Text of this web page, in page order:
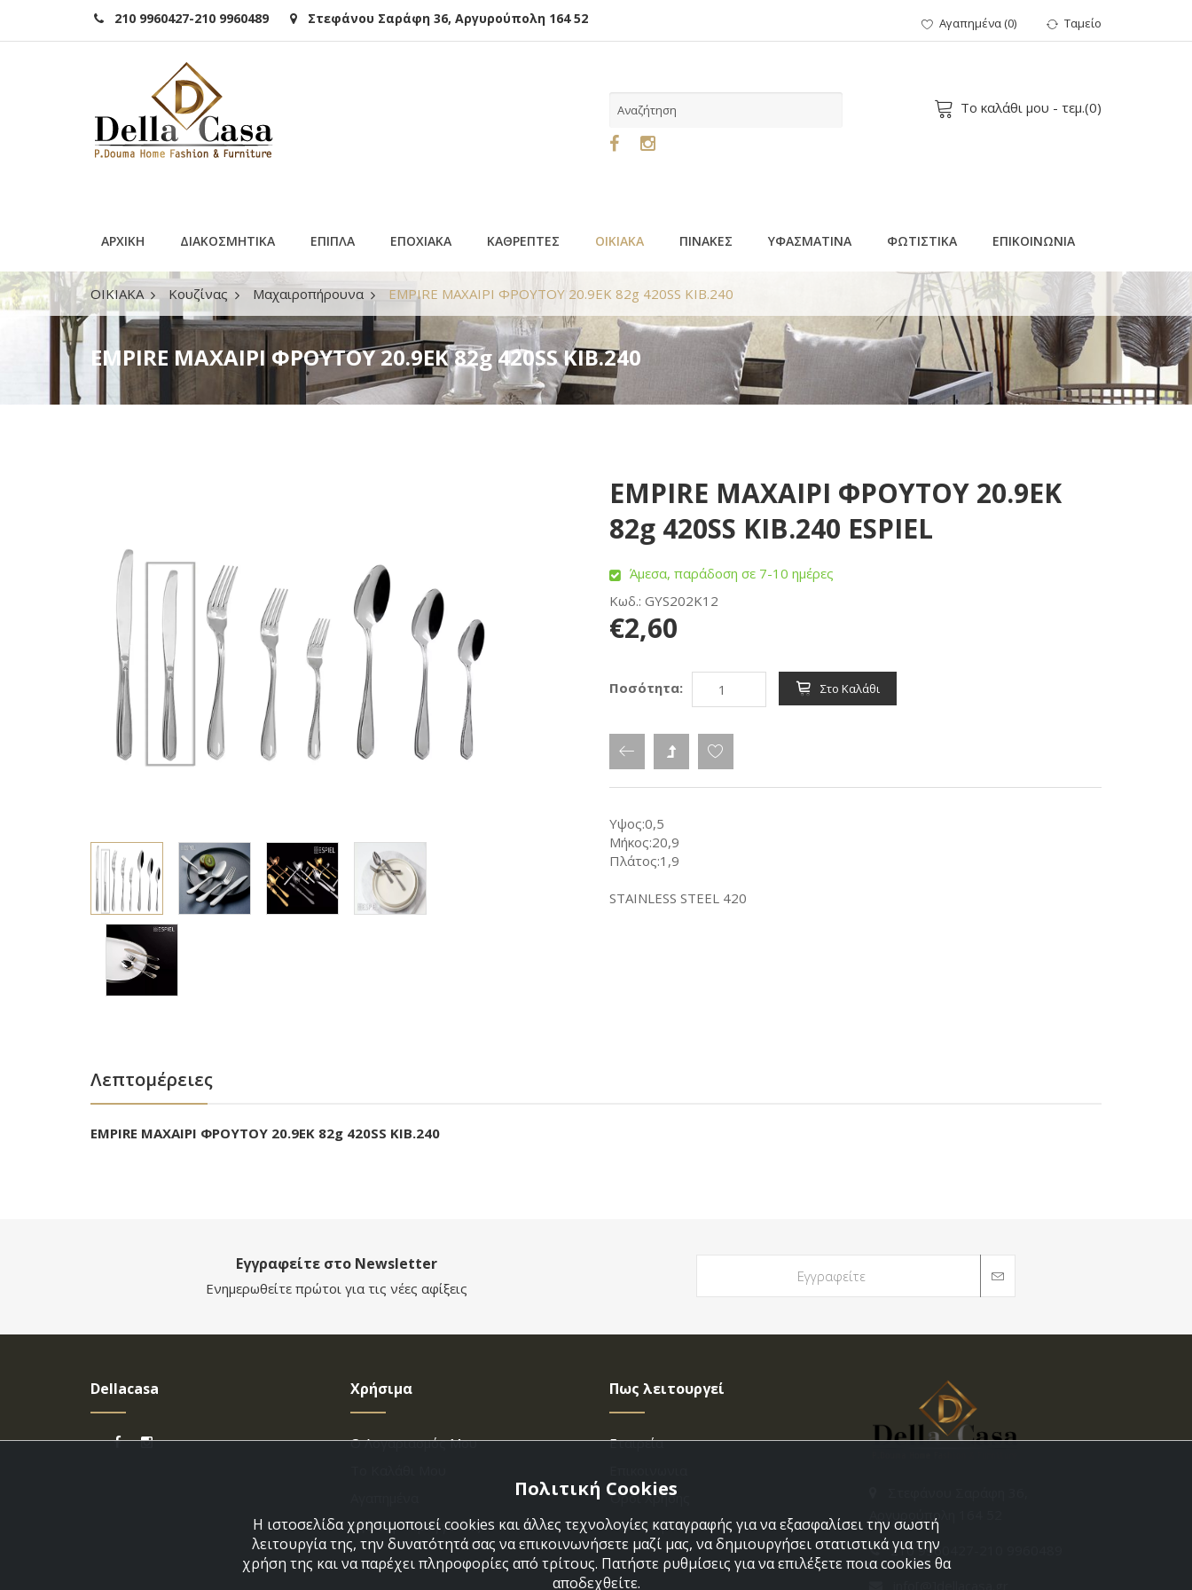
210 9960427-210 9960489 Στεφάνου Σαράφη 36, Αργυρούπολη 164 52 Αγαπημένα(0) Ταμείο
Το καλάθι μου - τεμ.(0)
ΑΡΧΙΚΗ ΔΙΑΚΟΣΜΗΤΙΚΑ ΕΠΙΠΛΑ ΕΠΟΧΙΑΚΑ ΚΑΘΡΕΠΤΕΣ ΟΙΚΙΑΚΑ ΠΙΝΑΚΕΣ ΥΦΑΣΜΑΤΙΝΑ ΦΩΤΙΣΤΙΚΑ ΕΠΙΚΟΙΝΩΝΙΑ
ΟΙΚΙΑΚΑ Κουζίνας Μαχαιροπήρουνα EMPIRE ΜΑΧΑΙΡΙ ΦΡΟΥΤΟΥ 20.9EK 82g 420SS KIB.240
EMPIRE ΜΑΧΑΙΡΙ ΦΡΟΥΤΟΥ 20.9EK 82g 420SS KIB.240
EMPIRE ΜΑΧΑΙΡΙ ΦΡΟΥΤΟΥ 20.9EK
82g 420SS KIB.240 ESPIEL
Άμεσα, παράδοση σε 7-10 ημέρες
Κωδ.: GYS202K12
€2,60
Ποσότητα: Στο Καλάθι
Υψος:0,5
Μήκος:20,9
Πλάτος:1,9
STAINLESS STEEL 420
Λεπτομέρειες
EMPIRE ΜΑΧΑΙΡΙ ΦΡΟΥΤΟΥ 20.9EK 82g 420SS KIB.240
Εγγραφείτε στο Newsletter
Ενημερωθείτε πρώτοι για τις νέες αφίξεις
Dellacasa Χρήσιμα
Ο Λογαριασμός Μου
Εξέλιξη Παραγγελίας
Πως λειτουργεί
Εταιρεία
Όροι Χρήσης
Πολιτική Cookies
Αργυρούπολη 164 52
210 9960427-210 9960489
Πολιτική Cookies
Η ιστοσελίδα χρησιμοποιεί cookies και άλλες τεχνολογίες καταγραφής για να εξασφαλίσει την σωστή
λειτουργία της, την δυνατότητά σας να επικοινωνήσετε μαζί μας, να δημιουργήσει στατιστικά για την
χρήση της και να παρέχει πληροφορίες από τρίτους. Πατήστε ρυθμίσεις για να επιλέξετε ποια cookies θα
αποδεχθείτε.